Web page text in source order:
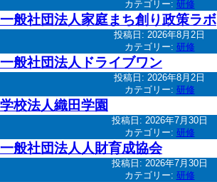
カテゴリー: 研修
一般社団法人家庭まち創り政策ラボ
投稿日: 2026年8月2日
カテゴリー: 研修
一般社団法人ドライブワン
投稿日: 2026年8月2日
カテゴリー: 研修
学校法人織田学園
投稿日: 2026年7月30日
カテゴリー: 研修
一般社団法人人財育成協会
投稿日: 2026年7月30日
カテゴリー: 研修